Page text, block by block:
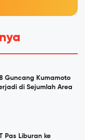
Guncang Kumamoto
di Sejumlah Area
Pas Liburan ke